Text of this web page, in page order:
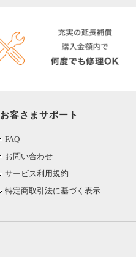
お客さまサポート
FAQ
お問い合わせ
サービス利用規約
特定商取引法に基づく表示